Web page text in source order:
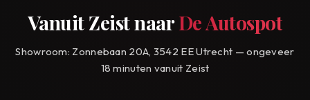
Vanuit Zeist naarDe Autospot
Showroom: Zonnebaan 20A, 3542 EE Utrecht — ongeveer
18 minuten vanuit Zeist